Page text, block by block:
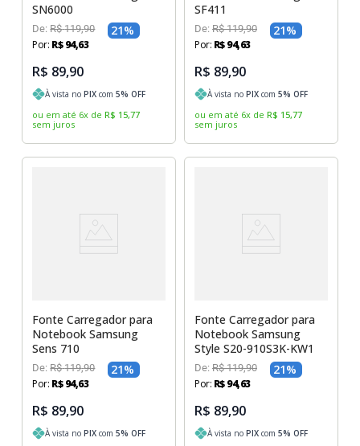
SN6000
De:R$ 119,90 21%
Por: R$ 94,63
R$ 89,90
À vista noPIX com5% OFF
ou em até 6x de R$ 15,77
sem juros
SF411
De: R$ 119,90 21%
Por: R$94,63
R$ 89,90
À vista no PIX com 5% OFF
ou em até 6x de R$ 15,77
sem juros
Fonte Carregador para
Notebook Samsung
Sens 710
De:R$ 119,90 21%
Por: R$ 94,63
R$ 89,90
À vista noPIX com5% OFF
Fonte Carregador para
Notebook Samsung
Style S20-910S3K-KW1
De: R$ 119,90 21%
Por: R$94,63
R$ 89,90
À vista no PIX com 5% OFF